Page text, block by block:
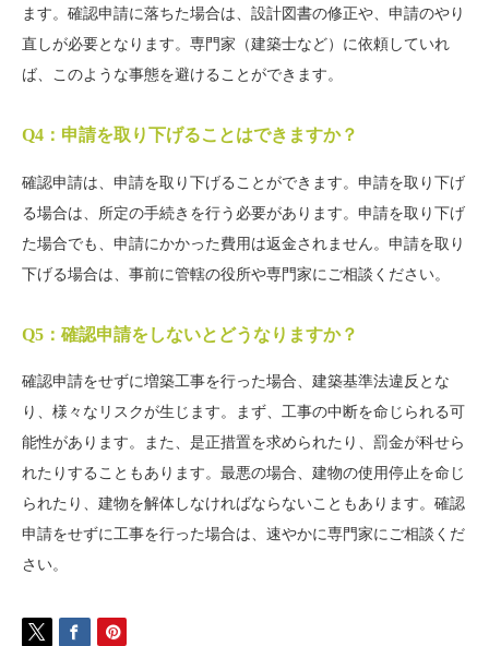
ます。確認申請に落ちた場合は、設計図書の修正や、申請のやり
直しが必要となります。専門家（建築士など）に依頼していれ
ば、このような事態を避けることができます。
Q4：申請を取り下げることはできますか？
確認申請は、申請を取り下げることができます。申請を取り下げ
る場合は、所定の手続きを行う必要があります。申請を取り下げ
た場合でも、申請にかかった費用は返金されません。申請を取り
下げる場合は、事前に管轄の役所や専門家にご相談ください。
Q5：確認申請をしないとどうなりますか？
確認申請をせずに増築工事を行った場合、建築基準法違反とな
り、様々なリスクが生じます。まず、工事の中断を命じられる可
能性があります。また、是正措置を求められたり、罰金が科せら
れたりすることもあります。最悪の場合、建物の使用停止を命じ
られたり、建物を解体しなければならないこともあります。確認
申請をせずに工事を行った場合は、速やかに専門家にご相談くだ
さい。